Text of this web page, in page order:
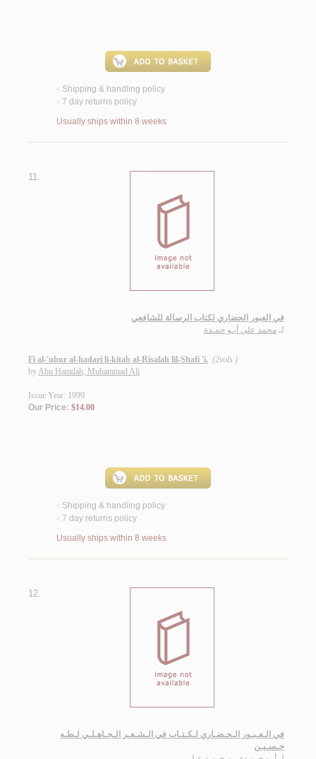
< Shipping & handling policy
< 7 day returns policy
Usually ships within 8 weeks
11.
في العبور الحضاري لكتاب الرسالة للشافعي
لـ محمد علي أبـو حمـدة
Fi al-'ubur al-hadari li-kitab al-Risalah lil-Shafi 'i. (2vols.)
byAbu Hamdah, Muhammad Ali
Issue Year: 1999
Our Price: $14.00
< Shipping & handling policy
< 7 day returns policy
Usually ships within 8 weeks
12.
في الـعـبـور الـحـضـاري لـكـتـاب في الـشـعـر الـجـاهـلـي لـطـه
حـسـيـن